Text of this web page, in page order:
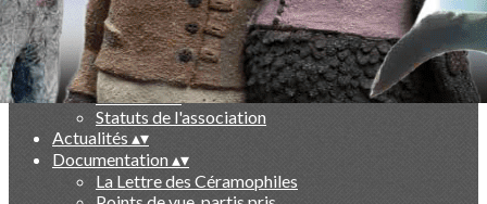
-
Qui sommes nous ?▴▾
Présentation
Le livre des 10 ans
Partenaires
Statuts de l'association
Actualités ▴▾
Documentation▴▾
La Lettre des Céramophiles